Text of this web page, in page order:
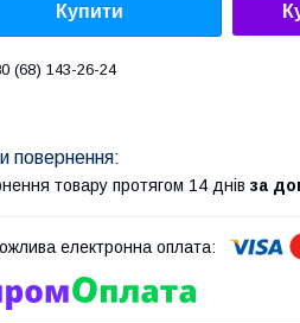
Купити
(68) 143-26-24
товару протягом 14 днів за